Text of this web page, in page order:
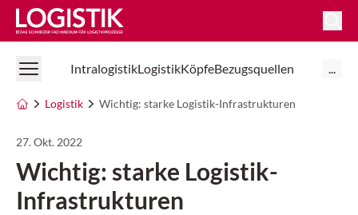
Logistik Online
IntralogistikLogistikKöpfeBezugsquellen ...
Logistik Wichtig: starke Logistik-Infrastrukturen
27. Okt. 2022
Wichtig: starke Logistik-
Infrastrukturen